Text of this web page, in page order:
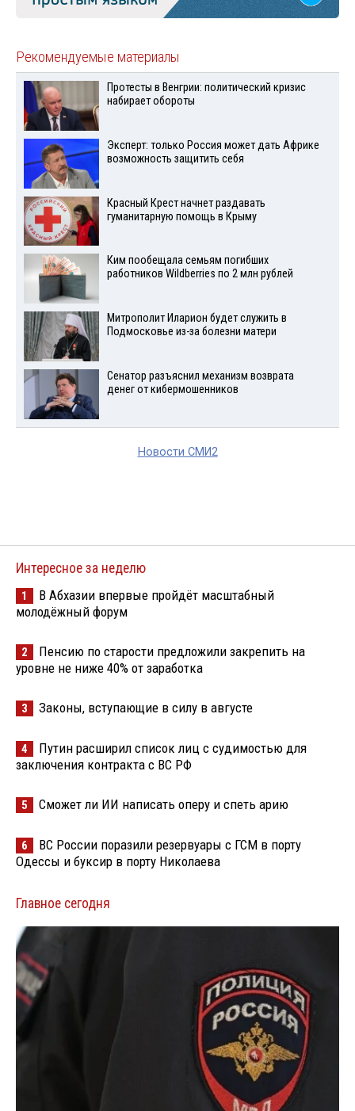
Рекомендуемые материалы
Протесты в Венгрии: политический кризис
набирает обороты
Эксперт: только Россия может дать Африке
возможность защитить себя
Красный Крест начнет раздавать
гуманитарную помощь в Крыму
Ким пообещала семьям погибших
работников Wildberries по 2 млн рублей
Митрополит Иларион будет служить в
Подмосковье из-за болезни матери
Сенатор разъяснил механизм возврата
денег от кибермошенников
Новости СМИ2
Интересное за неделю
1
В Абхазии впервые пройдёт масштабный
молодёжный форум
2
Пенсию по старости предложили закрепить на
уровне не ниже 40% от заработка
3 Законы, вступающие в силу в августе
4
Путин расширил список лиц с судимостью для
заключения контракта с ВС РФ
5 Сможет ли ИИ написать оперу и спеть арию
6
ВС России поразили резервуары с ГСМ в порту
Одессы и буксир в порту Николаева
Главное сегодня